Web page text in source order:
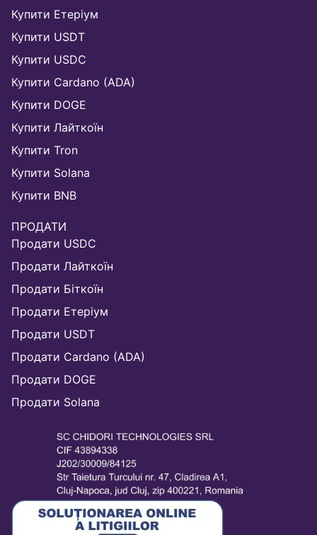
Купити Етеріум
Купити USDT
Купити USDC
Купити Cardano (ADA)
Купити DOGE
Купити Лайткоїн
Купити Tron
Купити Solana
Купити BNB
ПРОДАТИ
Продати USDC
Продати Лайткоїн
Продати Біткоїн
Продати Етеріум
Продати USDT
Продати Cardano (ADA)
Продати DOGE
Продати Solana